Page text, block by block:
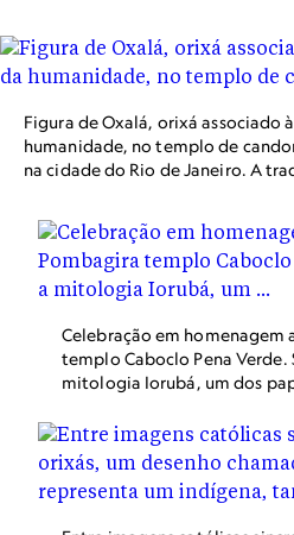
Figura de Oxalá, orixá associado
humanidade, no templo de
na cidade do Rio de Janeiro. A
brancas às sextas-feiras – sinal de
Celebração em homenagem
templo Caboclo Pena Verde.
mitologia Iorubá, um dos
mundo físico. Por isso, ele é
próxima dos seres
seus comportamentos mais